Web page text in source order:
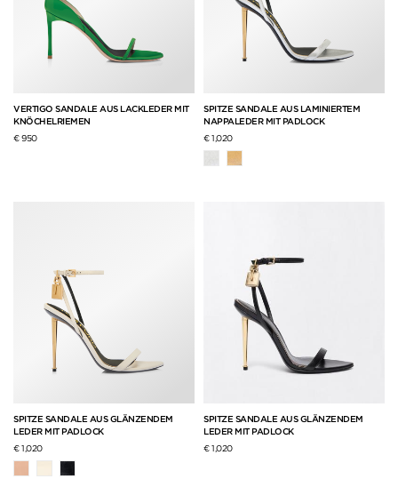
VERTIGO SANDALE AUS LACKLEDER MIT
KNÖCHELRIEMEN
€ 950
SPITZE SANDALE AUS LAMINIERTEM
NAPPALEDER MIT PADLOCK
€ 1,020
SPITZE SANDALE AUS GLÄNZENDEM
LEDER MIT PADLOCK
€ 1,020
SPITZE SANDALE AUS GLÄNZENDEM
LEDER MIT PADLOCK
€ 1,020